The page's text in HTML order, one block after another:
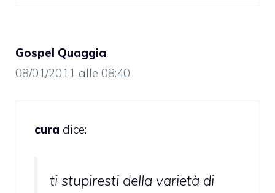
Gospel Quaggia
08/01/2011 alle 08:40
cura dice:
ti stupiresti della varietà di